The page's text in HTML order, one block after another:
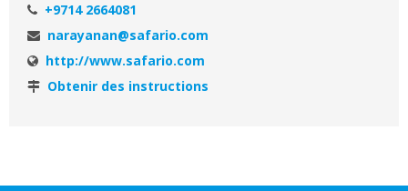
+9714 2664081
narayanan@safario.com
http://www.safario.com
Obtenir des instructions